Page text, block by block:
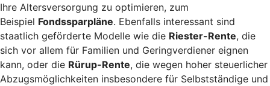
Ihre Altersversorgung zu optimieren, zum
Beispiel Fondssparpläne. Ebenfalls interessant sind
staatlich geförderte Modelle wie die Riester-Rente, die
sich vor allem für Familien und Geringverdiener eignen
kann, oder die Rürup-Rente, die wegen hoher steuerlicher
Abzugsmöglichkeiten insbesondere für Selbstständige und